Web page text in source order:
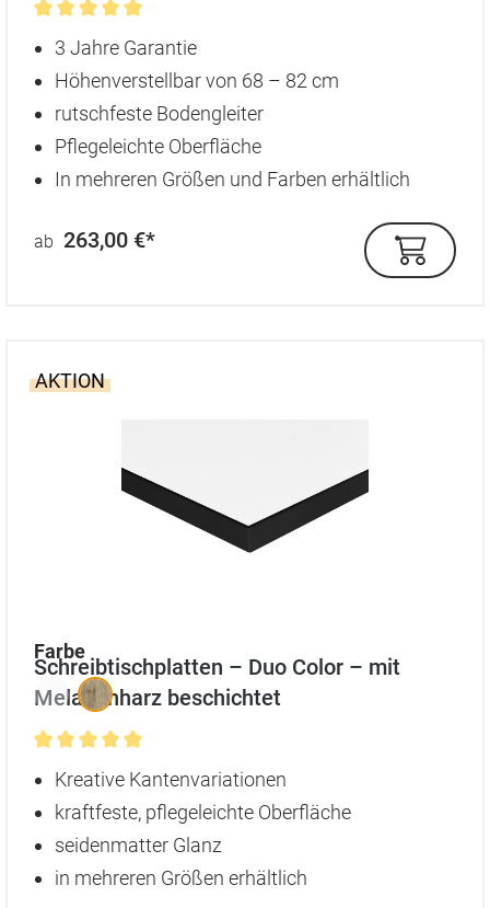
Durchschnittliche Bewertung von 5 von 5 Sternen
3 Jahre Garantie
Höhenverstellbar von 68 – 82 cm
rutschfeste Bodengleiter
Pflegeleichte Oberfläche
In mehreren Größen und Farben erhältlich
ab 263,00 €*
AKTION
Farbeauswählen
Schreibtischplatten – Duo Color – mit
Melaminharz beschichtet
Durchschnittliche Bewertung von 5 von 5 Sternen
Kreative Kantenvariationen
kraftfeste, pflegeleichte Oberfläche
seidenmatter Glanz
in mehreren Größen erhältlich